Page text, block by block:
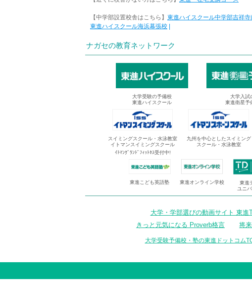
【中学部設置校舎はこちら】 東進ハイスクール中学部吉祥寺
東進ハイスクール海浜幕張校
ナガセの教育ネットワーク
大学受験の予備校
東進ハイスクール
大学入試
東進衛星予
スイミングスクール・水泳教室
イトマンスイミングスクール
ｲﾄﾏﾝｸﾞﾗﾝﾄﾞﾌｨｯﾄﾈｽ受付中!
九州を中心としたスイミング
スクール・水泳教室
東進こども英語塾 東進オンライン学校
東進
ユニ
大学・学部選びの動画サイト 東進
きっと元気になる Proverb格言
将
大学受験予備校・塾の東進ドットコム